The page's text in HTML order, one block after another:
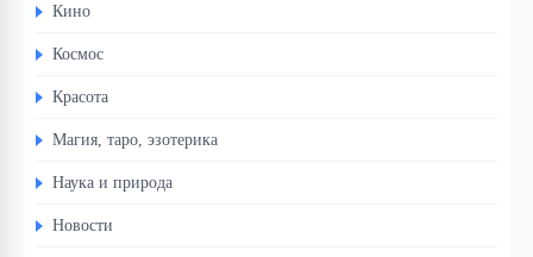
Кино
Космос
Красота
Магия, таро, эзотерика
Наука и природа
Новости